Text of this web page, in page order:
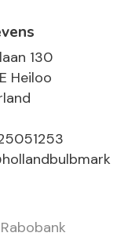
130
Heiloo